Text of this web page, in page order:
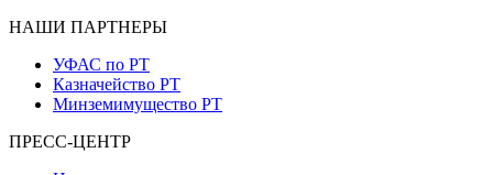
НАШИ ПАРТНЕРЫ
УФАС по РТ
Казначейство РТ
Минземимущество РТ
ПРЕСС-ЦЕНТР